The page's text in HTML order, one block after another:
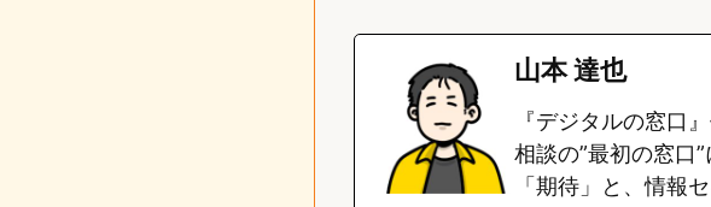
e
o
d
u
s
k
b
o
n
a
山本 達也
『デジタルの窓口
相談の”最初の窓口
「期待」と、情報